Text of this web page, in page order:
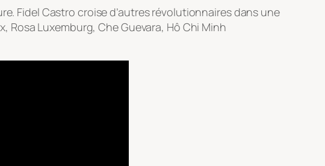
Fidel Castro croise d’autres révolutionnaires dans une
Rosa Luxemburg, Che Guevara, Hô Chi Minh